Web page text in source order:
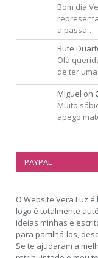
Bom dia
a passa…
Rute
Olá
de ter
Miguel on
Muito
apego
PAYPAL
O Website Vera Luz
logo é totalmente
ideias minhas e
para partilhá-los,
Se te ajudaram a